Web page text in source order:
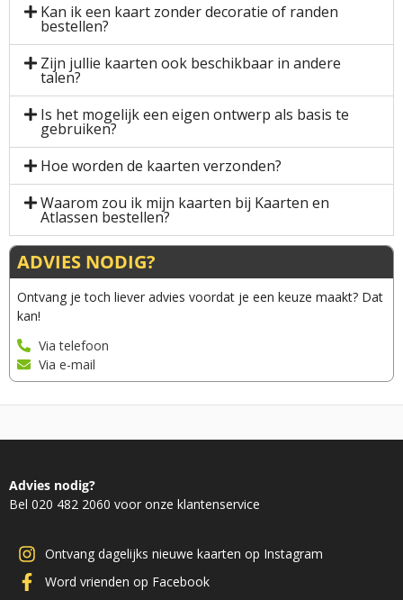
Kan ik een kaart zonder decoratie of randen
bestellen?
Zijn jullie kaarten ook beschikbaar in andere
talen?
Is het mogelijk een eigen ontwerp als basis te
gebruiken?
Hoe worden de kaarten verzonden?
Waarom zou ik mijn kaarten bij Kaarten en
Atlassen bestellen?
ADVIES NODIG?
Ontvang je toch liever advies voordat je een keuze maakt? Dat
kan!
Via telefoon
Via e-mail
Advies nodig?
Bel 020 482 2060 voor onze klantenservice
Ontvang dagelijks nieuwe kaarten op Instagram
Word vrienden op Facebook